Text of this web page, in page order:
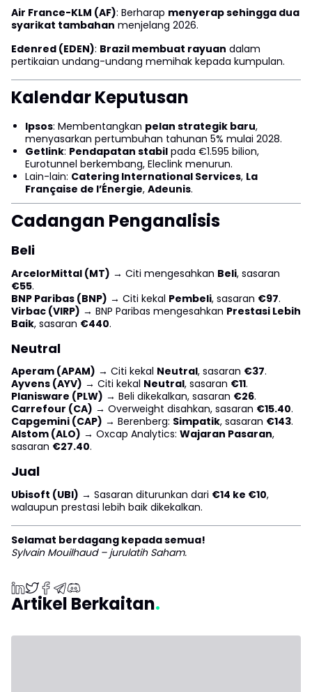
Air France-KLM (AF): Berharap menyerap sehingga dua
syarikat tambahan menjelang 2026.
Edenred (EDEN): Brazil membuat rayuan dalam
pertikaian undang-undang memihak kepada kumpulan.
Kalendar Keputusan
Ipsos: Membentangkan pelan strategik baru,
menyasarkan pertumbuhan tahunan 5% mulai 2028.
Getlink: Pendapatan stabil pada €1.595 bilion,
Eurotunnel berkembang, Eleclink menurun.
Lain-lain: Catering International Services, La
Française de l’Énergie, Adeunis.
Cadangan Penganalisis
Beli
ArcelorMittal (MT) → Citi mengesahkan Beli, sasaran
€55.
BNP Paribas (BNP) → Citi kekal Pembeli, sasaran €97.
Virbac (VIRP) → BNP Paribas mengesahkan Prestasi Lebih
Baik, sasaran €440.
Neutral
Aperam (APAM) → Citi kekal Neutral, sasaran €37.
Ayvens (AYV) → Citi kekal Neutral, sasaran €11.
Planisware (PLW) → Beli dikekalkan, sasaran €26.
Carrefour (CA) → Overweight disahkan, sasaran €15.40.
Capgemini (CAP) → Berenberg: Simpatik, sasaran €143.
Alstom (ALO) → Oxcap Analytics: Wajaran Pasaran,
sasaran €27.40.
Jual
Ubisoft (UBI) → Sasaran diturunkan dari €14 ke €10,
walaupun prestasi lebih baik dikekalkan.
Selamat berdagang kepada semua!
Sylvain Mouilhaud – jurulatih Saham.
Artikel Berkaitan